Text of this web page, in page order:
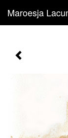
Maroesja